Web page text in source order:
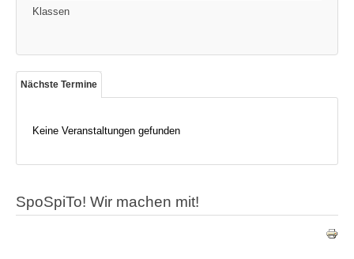
Klassen
Nächste Termine
Keine Veranstaltungen gefunden
SpoSpiTo! Wir machen mit!